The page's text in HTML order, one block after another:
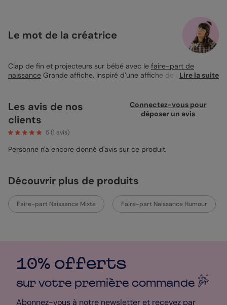
Le mot de la créatrice
Clap de fin et projecteurs sur bébé avec le faire-part de
naissance Grande affiche. Inspiré d’une affiche de cinéma, son
face texte entièrement personnalisable. L’impression satinée
pelliculée recommandée sublime les détails, avec l’option coins
arrondis pour une touche de douceur.
Lire la suite
Les avis de nos
clients
5(1 avis)
Connectez-vous pour
déposer un avis
Personne n'a encore donné d'avis sur ce produit.
Découvrir plus de produits
Faire-part Naissance Mixte Faire-part Naissance Humour
10% offerts
sur votre première commande
Abonnez-vous à notre newsletter et recevez par